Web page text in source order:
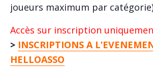
joueurs maximum par
Accès sur inscription
> INSCRIPTIONS A
HELLOASSO